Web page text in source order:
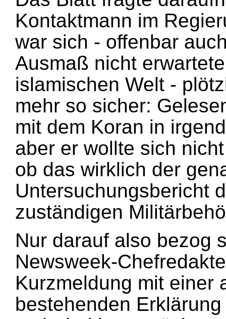
Kontaktmann im
war sich - offenbar
Ausmaß nicht
islamischen Welt -
mehr so sicher:
mit dem Koran in
aber er wollte sich
ob das wirklich der
Untersuchungsbericht
zuständigen
Nur darauf also bezog
Newsweek-
Kurzmeldung mit einer
bestehenden